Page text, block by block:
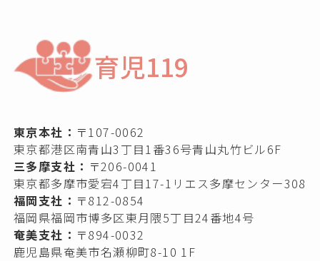
育児119
東京本社： 〒107-0062
東京都港区南青山3丁目1番36号青山丸竹ビル6F
三多摩支社： 〒206-0041
東京都多摩市愛宕4丁目17-1リエス多摩センター308
福岡支社： 〒812-0854
福岡県福岡市博多区東月隈5丁目24番地4号
奄美支社： 〒894-0032
鹿児島県奄美市名瀬柳町8-10 1F